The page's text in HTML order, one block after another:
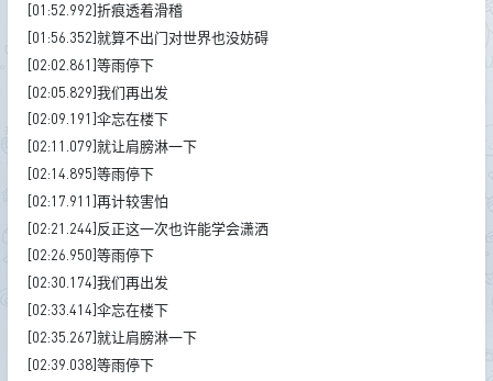
[01:52.992]折痕透着滑稽
[01:56.352]就算不出门对世界也没妨碍
[02:02.861]等雨停下
[02:05.829]我们再出发
[02:09.191]伞忘在楼下
[02:11.079]就让肩膀淋一下
[02:14.895]等雨停下
[02:17.911]再计较害怕
[02:21.244]反正这一次也许能学会潇洒
[02:26.950]等雨停下
[02:30.174]我们再出发
[02:33.414]伞忘在楼下
[02:35.267]就让肩膀淋一下
[02:39.038]等雨停下